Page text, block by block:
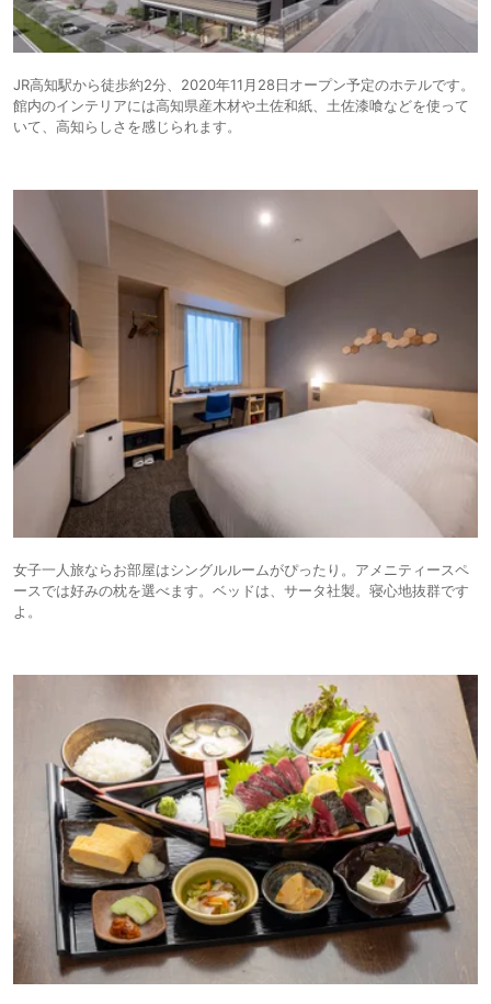
JR高知駅から徒歩約2分、2020年11月28日オープン予定のホテルです。
館内のインテリアには高知県産木材や土佐和紙、土佐漆喰などを使って
いて、高知らしさを感じられます。
女子一人旅ならお部屋はシングルルームがぴったり。アメニティースペ
ースでは好みの枕を選べます。ベッドは、サータ社製。寝心地抜群です
よ。